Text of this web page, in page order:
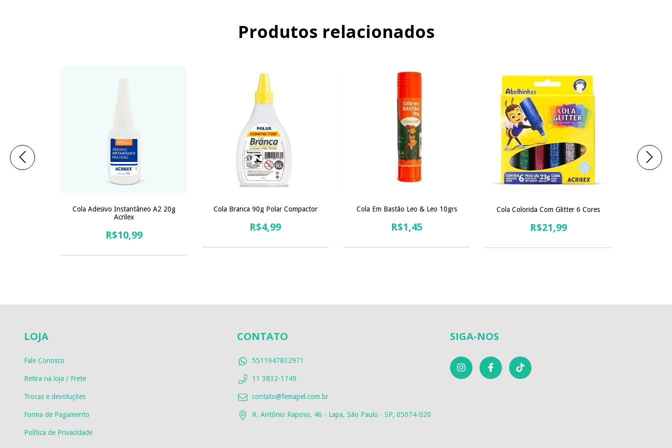
Produtos relacionados
Cola Adesivo Instantâneo A2 20g
Acrilex
R$10,99
Cola Branca 90g Polar Compactor
R$4,99
Cola Em Bastão Leo & Leo 10grs
R$1,45
Cola Colorida Com Glitter 6 Cores
R$21,99
LOJA
Fale Conosco
Retira na loja / Frete
Trocas e devoluções
Forma de Pagamento
Política de Privacidade
CONTATO
5511947832971
11 3832-1749
contato@femapel.com.br
R. Antônio Raposo, 46 - Lapa, São Paulo - SP, 05074-020
SIGA-NOS